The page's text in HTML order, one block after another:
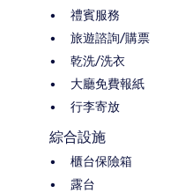
禮賓服務
旅遊諮詢/購票
乾洗/洗衣
大廳免費報紙
行李寄放
綜合設施
櫃台保險箱
露台